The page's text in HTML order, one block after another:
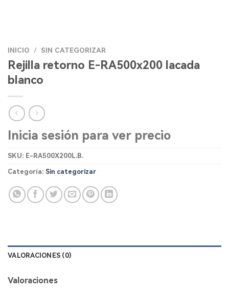
INICIO / SIN CATEGORIZAR
Rejilla retorno E-RA500x200 lacada
blanco
Inicia sesión para ver precio
SKU: E-RA500X200L.B.
Categoría: Sin categorizar
VALORACIONES (0)
Valoraciones